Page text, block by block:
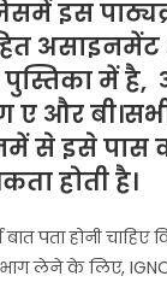
इस
असाइनमेंट
में है,
ए और
से इसे पास
होती है।
पता होनी चाहिए
भाग लेने के लिए,